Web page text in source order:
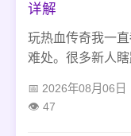
详解
玩热血传奇我一
难处。很多新人
蹲好蜈蚣洞、石
2026年08月06日
47